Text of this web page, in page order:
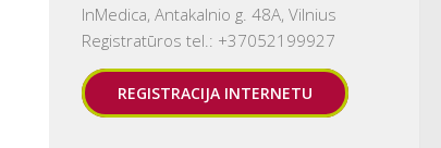
InMedica, Antakalnio g. 48A, Vilnius
Registratūros tel.: +37052199927
REGISTRACIJA INTERNETU